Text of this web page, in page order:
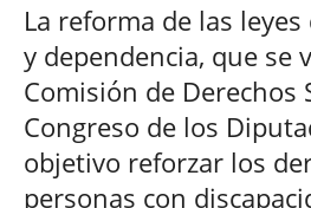
La reforma de las
y dependencia, que se
Comisión de Derechos
Congreso de los
objetivo reforzar los
personas con